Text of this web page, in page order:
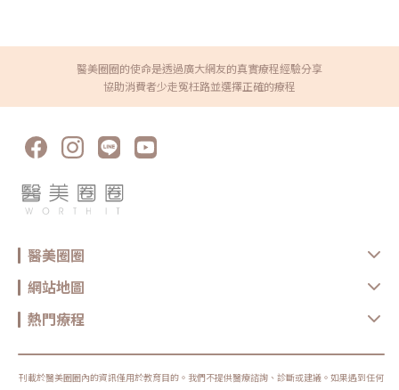
正確觀念，如果想加強改善，也可以考慮專業醫美療程。愛自己，從私密處
開始！★溫馨提醒★小編要提醒大家，醫療並非單純的商業交易，所有的療
程都伴隨著風險。因此，作為消費者應該謹慎選擇合適的醫療方案，以確保
國際多重認證：榮獲美國 FDA、韓國 KFDA、中國 CFDA 與歐盟 CE 認可，
臨床應用更具信賴度。InMode LIFT鑽石超塑的核心原理鑽石超塑的核心概
念在於「多層次改善」，並非單純減少脂肪，而是讓組織重新排列、膠原增
啟動新生過程，改善膚質、細紋與鬆弛。MiniFX探頭：局部與組織重塑結合
真空負壓與射頻脈衝，針對局部脂肪細胞加熱並促進代謝，同時強化皮下結
超塑？來看看你是不是其中之一 體重接近理想範圍，但臉部或頸部有局部
脂肪堆積的人。 因年齡或生活習慣導致下顎線模糊、雙下巴、皮膚鬆垮。
想改善細紋、膚質、輪廓線條，但不願接受手術或長恢復期。 希望在短期
律調節器或其他電子植入裝置者、以及局部感染或嚴重皮膚病變者。但如果
是嚴重肥胖，或有特殊疾病（如心臟裝置、懷孕、皮膚感染），就需要由醫
師評估後再決定是否能接受療程。鑽石超塑有副作用嗎？術前術後該注意什
麼常見反應：療程後局部可能會有些泛紅、輕微腫脹或壓痛感，少數人也會
使用刺激性保養品（像是A酸），若有傷口或皮膚發炎，等狀況穩定後再進
行會更安全。術後照護：完成療程後要避免長時間曝曬或高溫環境（像是泡
價格：由於各診所的收費標準可能因地區、部位、使用的探頭（如
約 8,000 元起，實際價格仍需依診所評估與療程規劃而定。建議在選擇療
醫美圈圈的使命是透過廣大網友的真實療程經驗分享
協助消費者少走冤枉路並選擇正確的療程
醫美圈圈
網站地圖
熱門療程
刊載於醫美圈圈內的資訊僅用於教育目的。我們不提供醫療諮詢、診斷或建議。如果遇到任何